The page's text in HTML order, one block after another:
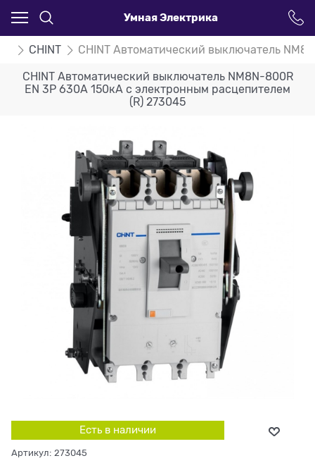
Умная Электрика
CHINT CHINT Автоматический выключатель
CHINT Автоматический выключатель NM8N-800R
EN 3P 630А 150кА с электронным расцепителем
(R) 273045
Есть в наличии
Артикул: 273045